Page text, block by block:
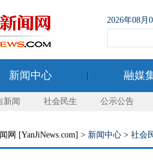
2026年08
新闻中心 融媒
新闻 社会民生 公示公告
网 [YanJiNews.com] > 新闻中心 > 社会